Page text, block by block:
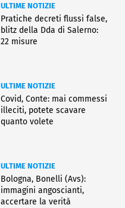
ULTIME NOTIZIE
Pratiche decreti flussi false,
blitz della Dda di Salerno:
22 misure
ULTIME NOTIZIE
Covid, Conte: mai commessi
illeciti, potete scavare
quanto volete
ULTIME NOTIZIE
Bologna, Bonelli (Avs):
immagini angoscianti,
accertare la verità